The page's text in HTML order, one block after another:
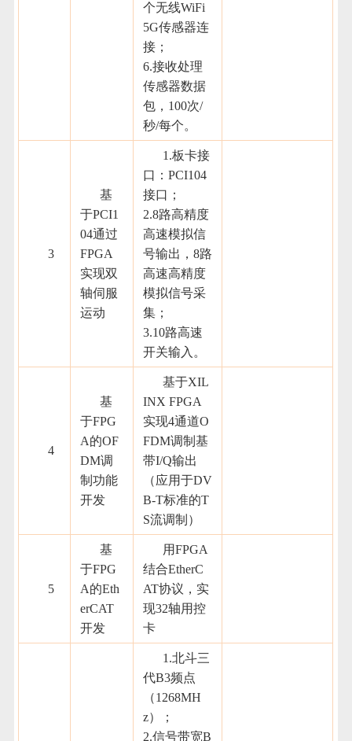
个无线WiFi
5G传感器连
接；
6.接收处理
传感器数据
包，100次/
秒/每个。
3
基
于PCI1
04通过
FPGA
实现双
轴伺服
运动
1.板卡接
口：PCI104
接口；
2.8路高精度
高速模拟信
号输出，8路
高速高精度
模拟信号采
集；
3.10路高速
开关输入。
4
基
于FPG
A的OF
DM调
制功能
开发
基于XIL
INX FPGA
实现4通道O
FDM调制基
带I/Q输出
（应用于DV
B-T标准的T
S流调制）
5
基
于FPG
A的Eth
erCAT
开发
用FPGA
结合EtherC
AT协议，实
现32轴用控
卡
1.北斗三
代B3频点
（1268MH
z）；
2.信号带宽B